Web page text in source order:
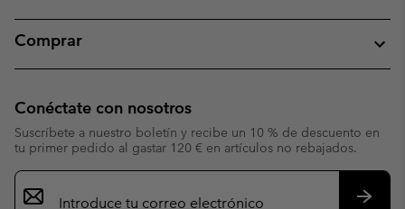
Comprar
Conéctate con nosotros
Suscríbete a nuestro boletín y recibe un 10 % de descuento en
tu primer pedido al gastar 120 € en artículos no rebajados.
Suscripción
de